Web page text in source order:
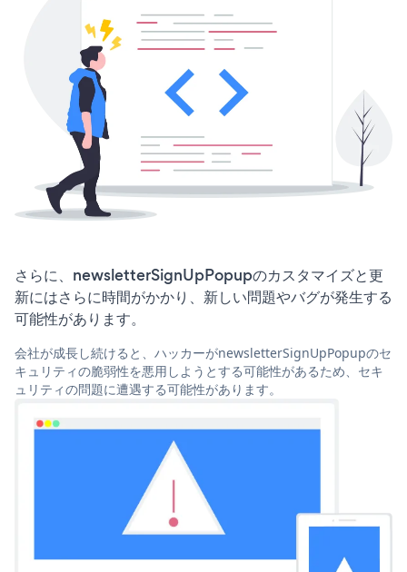
さらに、newsletterSignUpPopupのカスタマイズと更
新にはさらに時間がかかり、新しい問題やバグが発生する
可能性があります。
会社が成長し続けると、ハッカーがnewsletterSignUpPopupのセ
キュリティの脆弱性を悪用しようとする可能性があるため、セキ
ュリティの問題に遭遇する可能性があります。